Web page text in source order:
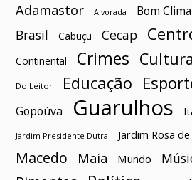
Adamastor Alvorada Bom Clima
Brasil Cabuçu Cecap
Continental Crimes Cultura
Do Leitor Educação
Gopoúva Guarulhos
Jardim Presidente Dutra Jardim Rosa
Macedo
Maia Mundo